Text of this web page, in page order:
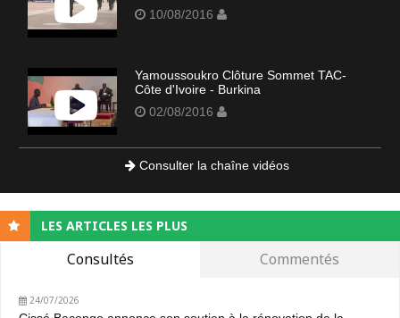
10/08/2016
Yamoussoukro Clôture Sommet TAC-
Côte d'Ivoire - Burkina
02/08/2016
Consulter la chaîne vidéos
LES ARTICLES LES PLUS
Consultés Commentés
24/07/2026